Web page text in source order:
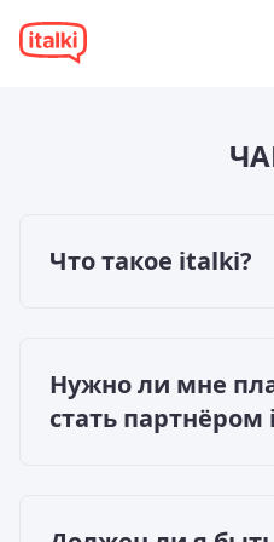
Что такое italki?
индивидуальных
Мы считаем, что
взаимодействие и
Нужно ли мне
стать партнёром